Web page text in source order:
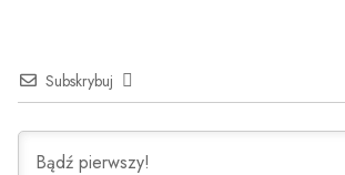
Subskrybuj